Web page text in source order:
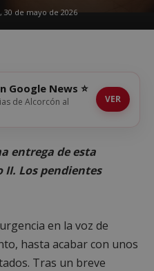
30 de mayo de 2026
Google News ⭐
de Alcorcón al
VER
entrega de esta
Los pendientes
en la voz de
hasta acabar con unos
Tras un breve